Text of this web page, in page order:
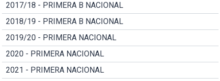
2017/18 - PRIMERA B NACIONAL
2018/19 - PRIMERA B NACIONAL
2019/20 - PRIMERA NACIONAL
2020 - PRIMERA NACIONAL
2021 - PRIMERA NACIONAL